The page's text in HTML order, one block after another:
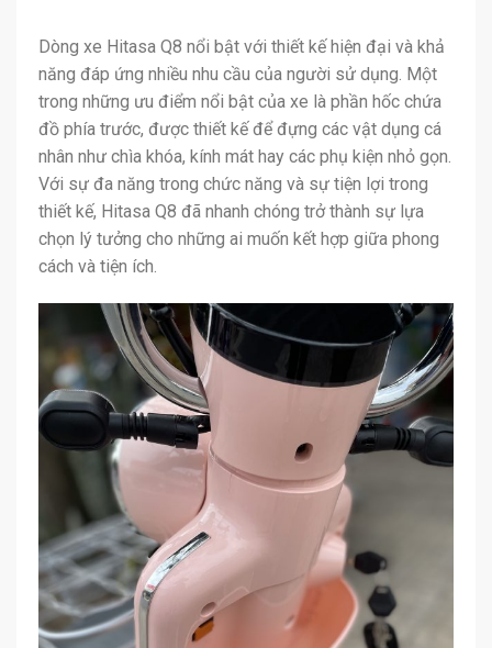
Dòng xe Hitasa Q8 nổi bật với thiết kế hiện đại và khả
năng đáp ứng nhiều nhu cầu của người sử dụng. Một
trong những ưu điểm nổi bật của xe là phần hốc chứa
đồ phía trước, được thiết kế để đựng các vật dụng cá
nhân như chìa khóa, kính mát hay các phụ kiện nhỏ gọn.
Với sự đa năng trong chức năng và sự tiện lợi trong
thiết kế, Hitasa Q8 đã nhanh chóng trở thành sự lựa
chọn lý tưởng cho những ai muốn kết hợp giữa phong
cách và tiện ích.